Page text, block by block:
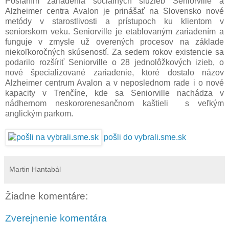
Alzheimer centra Avalon je prinášať na Slovensko nové
metódy v starostlivosti a prístupoch ku klientom v
seniorskom veku. Seniorville je etablovaným zariadením a
funguje v zmysle už overených procesov na základe
niekoľkoročných skúseností. Za sedem rokov existencie sa
podarilo rozšíriť Seniorville o 28 jednolôžkových izieb, o
nové špecializované zariadenie, ktoré dostalo názov
Alzheimer centrum Avalon a v neposlednom rade i o nové
kapacity v Trenčíne, kde sa Seniorville nachádza v
nádhernom neskororenesančnom kaštieli s veľkým
anglickým parkom.
pošli do vybrali.sme.sk
Martin Hantabál
Žiadne komentáre:
Zverejnenie komentára